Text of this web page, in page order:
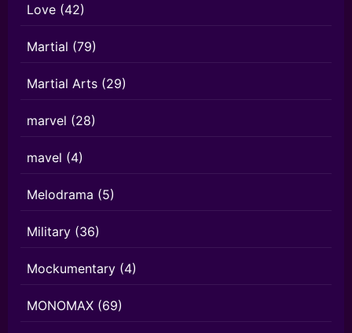
Love (42)
Martial (79)
Martial Arts (29)
marvel (28)
mavel (4)
Melodrama (5)
Military (36)
Mockumentary (4)
MONOMAX (69)